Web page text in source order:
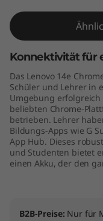
o
k
G
e
n
2
AMD)
Konnektivität für
Das Lenovo 14e
Schüler und Lehrer in
Umgebung
beliebten Chrome-
betrieben. Lehrer
Bildungs-Apps wie G
App Hub. Dieses
und Studenten bietet
einen Akku, der den
B2B-Preise: Nur für